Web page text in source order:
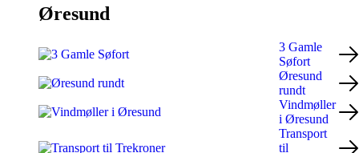
Øresund
3 Gamle
Søfort
Øresund
rundt
Vindmøller
i Øresund
Transport
til